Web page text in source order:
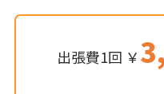
出張費1回 ￥